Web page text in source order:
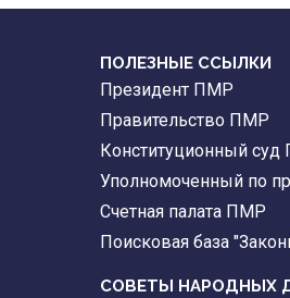
ПОЛЕЗНЫЕ ССЫЛКИ
Президент ПМР
Правительство ПМР
Конституционный
Уполномоченный по
Счетная палата ПМР
Поисковая база
СОВЕТЫ НАРОДНЫХ